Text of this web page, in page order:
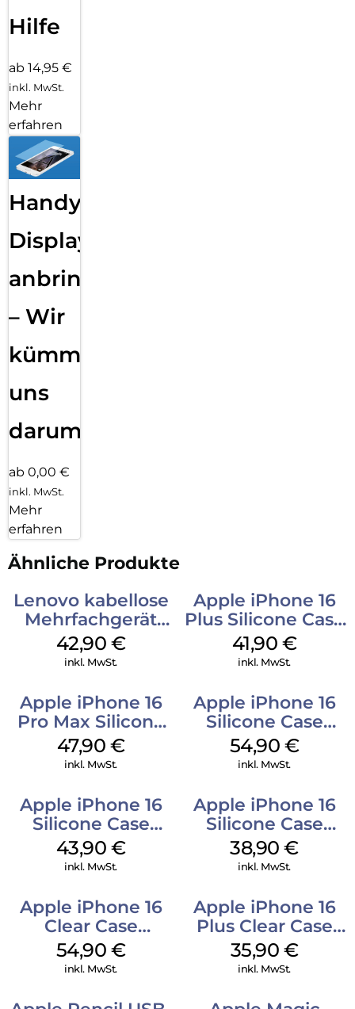
Hilfe
ab 14,95 €
inkl. MwSt.
Mehr
erfahren
Handy
Displayfolie
anbringen
– Wir
kümmern
uns
darum!
ab 0,00 €
inkl. MwSt.
Mehr
erfahren
Ähnliche Produkte
Lenovo kabellose
Mehrfachgerät
Luna Grey
42,90 €
inkl. MwSt.
Apple iPhone 16
Plus Silicone Case
MagSafe Stone
Gray
41,90 €
inkl. MwSt.
Apple iPhone 16
Pro Max Silicone
Case MagSafe
Black
47,90 €
inkl. MwSt.
Apple iPhone 16
Silicone Case
MagSafe Black
54,90 €
inkl. MwSt.
Apple iPhone 16
Silicone Case
MagSafe Plum
43,90 €
inkl. MwSt.
Apple iPhone 16
Silicone Case
MagSafe
Ultramarine
38,90€
inkl. MwSt.
Apple iPhone 16
Clear Case
MagSafe
Transparent
54,90 €
inkl. MwSt.
Apple iPhone 16
Plus Clear Case
MagSafe
Transparent
35,90 €
inkl. MwSt.